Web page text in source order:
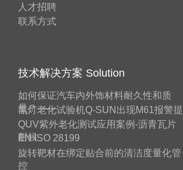
人才招聘
联系方式
技术解决方案 Solution
如何保证汽车内外饰材料耐久性和质
量？——
氙灯老化试验机Q-SUN出现M61报警提
QUV紫外老化测试应用案例-沥青瓦片
耐候
EN ISO 28199
旋转靶材在绑定贴合前的清洁度量化管
控